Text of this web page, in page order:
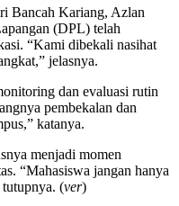
Bancah Kariang, Azlan
(DPL) telah
“Kami dibekali nasihat
jelasnya.
dan evaluasi rutin
pembekalan dan
katanya.
menjadi momen
“Mahasiswa jangan hanya
(ver)